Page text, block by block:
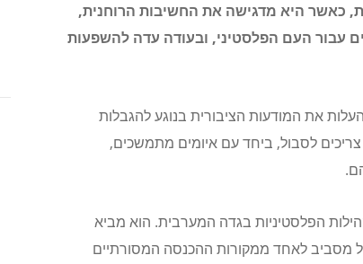
כאשר היא מדגישה את החשיבות הרוחנית,
עבור העם הפלסטיני, ובעודה עדה להשפעות
את המודעות הציבורית בנוגע להגבלות
לסבול, ביחד עם איומים מתמשכים,
הפלסטיניות בגדה המערבית. הוא מביא
מסביב לאחד ממקורות ההכנסה המסורתיים